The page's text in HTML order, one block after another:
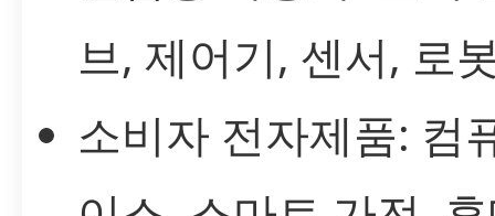
브, 제어기, 센서, 로
소비자 전자제품: 컴